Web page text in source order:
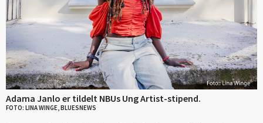
Adama Janlo er tildelt NBUs Ung Artist-stipend.
FOTO: LINA WINGE, BLUESNEWS